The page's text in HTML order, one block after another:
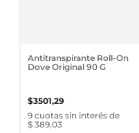
Antitranspirante Roll-On
Dove Original 90 G
$3501,29
9 cuotas sin interés de
$ 389,03